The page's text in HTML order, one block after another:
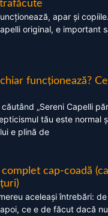
apar și
original, e important
funcționează?
„Sereni Capelli
tău este normal
e plină de
cap-coadă
aceleași întrebări:
ce e de făcut dacă